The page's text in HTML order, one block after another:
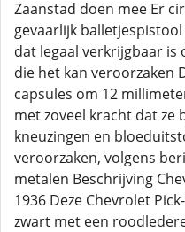
Zaanstad doen mee Er
gevaarlijk
dat legaal verkrijgbaar
die het kan veroorzaken
capsules om 12
met zoveel kracht dat ze
kneuzingen en
veroorzaken, volgens
metalen Beschrijving
1936 Deze Chevrolet
zwart met een